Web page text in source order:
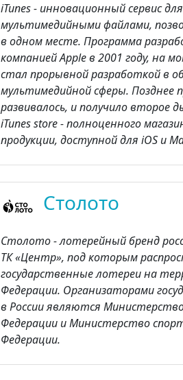
iTunes - инновационный сервис
мультимедийными файлами,
в одном месте. Программа
компанией Apple в 2001 году, на
стал прорывной разработкой в
мультимедийной сферы. Позднее
развивалось, и получило второе
iTunes store - полноценного
продукции, доступной для iOS и
Столото
Столото - лотерейный бренд
ТК «Центр», под которым
государственные лотереи на
Федерации. Организаторами
в России являются
Федерации и Министерство
Федерации.